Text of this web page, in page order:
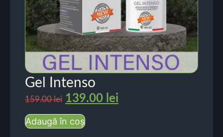
Gel Intenso
159.00lei 139.00 lei
Adaugă în coș